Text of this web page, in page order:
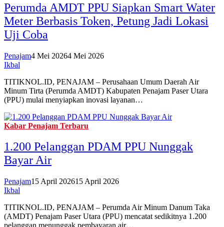
Perumda AMDT PPU Siapkan Smart Water
Meter Berbasis Token, Petung Jadi Lokasi
Uji Coba
Penajam4 Mei 20264 Mei 2026
Ikbal
TITIKNOL.ID, PENAJAM – Perusahaan Umum Daerah Air
Minum Tirta (Perumda AMDT) Kabupaten Penajam Paser Utara
(PPU) mulai menyiapkan inovasi layanan…
Kabar Penajam Terbaru
1.200 Pelanggan PDAM PPU Nunggak
Bayar Air
Penajam15 April 202615 April 2026
Ikbal
TITIKNOL.ID, PENAJAM – Perumda Air Minum Danum Taka
(AMDT) Penajam Paser Utara (PPU) mencatat sedikitnya 1.200